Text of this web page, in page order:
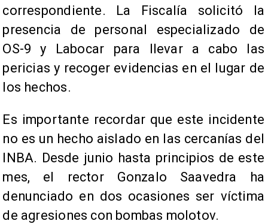
correspondiente. La Fiscalía solicitó la
presencia de personal especializado de
OS-9 y Labocar para llevar a cabo las
pericias y recoger evidencias en el lugar de
los hechos.
Es importante recordar que este incidente
no es un hecho aislado en las cercanías del
INBA. Desde junio hasta principios de este
mes, el rector Gonzalo Saavedra ha
denunciado en dos ocasiones ser víctima
de agresiones con bombas molotov.